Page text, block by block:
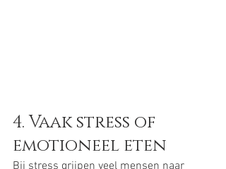
4. Vaak stress of
emotioneel eten